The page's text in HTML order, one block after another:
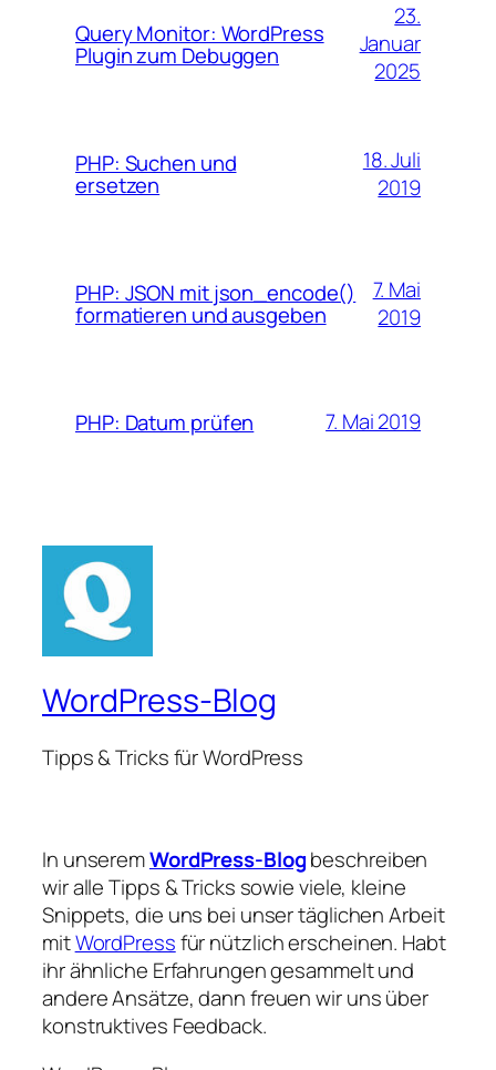
Query Monitor: WordPress
Plugin zum Debuggen
23.
Januar
2025
PHP: Suchen und
ersetzen
18. Juli
2019
PHP: JSON mit json_encode()
formatieren und ausgeben
7. Mai
2019
PHP: Datum prüfen 7. Mai 2019
WordPress-Blog
Tipps & Tricks für WordPress
In unseremWordPress-Blogbeschreiben
wir alle Tipps & Tricks sowie viele, kleine
Snippets, die uns bei unser täglichen Arbeit
mitWordPressfür nützlich erscheinen. Habt
ihr ähnliche Erfahrungen gesammelt und
andere Ansätze, dann freuen wir uns über
konstruktives Feedback.